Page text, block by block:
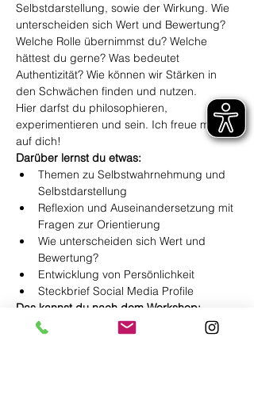
Selbstdarstellung, sowie der Wirkung. Wie
unterscheiden sich Wert und Bewertung?
Welche Rolle übernimmst du? Welche
hättest du gerne? Was bedeutet
Authentizität? Wie können wir Stärken in
den Schwächen finden und nutzen.
Hier darfst du philosophieren,
experimentieren und sein. Ich freue mich
auf dich!
Darüber lernst du etwas:
Themen zu Selbstwahrnehmung und
Selbstdarstellung
Reflexion und Auseinandersetzung mit
Fragen zur Orientierung
Wie unterscheiden sich Wert und
Bewertung?
Entwicklung von Persönlichkeit
Steckbrief Social Media Profile
Das kannst du nach dem Workshop:
Du stärkst dein Selbstbewusstsein